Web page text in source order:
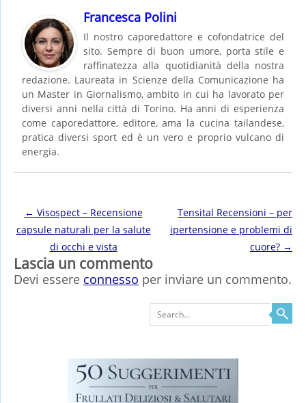
Francesca Polini
Il nostro caporedattore e cofondatrice del
sito. Sempre di buon umore, porta stile e
raffinatezza alla quotidianità della nostra
redazione. Laureata in Scienze della Comunicazione ha
un Master in Giornalismo, ambito in cui ha lavorato per
diversi anni nella città di Torino. Ha anni di esperienza
come caporedattore, editore, ama la cucina tailandese,
pratica diversi sport ed è un vero e proprio vulcano di
energia.
Post navigation
← Visospect – Recensione
capsule naturali per la salute
di occhi e vista
Tensital Recensioni – per
ipertensione e problemi di
cuore? →
Lascia un commento
Devi essere connesso per inviare un commento.
Search